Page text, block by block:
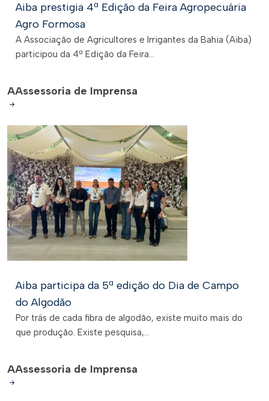
Aiba prestigia 4ª Edição da Feira Agropecuária
Agro Formosa
A Associação de Agricultores e Irrigantes da Bahia (Aiba)
participou da 4ª Edição da Feira...
AAssessoria de Imprensa
Aiba participa da 5ª edição do Dia de Campo
do Algodão
Por trás de cada fibra de algodão, existe muito mais do
que produção. Existe pesquisa,...
AAssessoria de Imprensa